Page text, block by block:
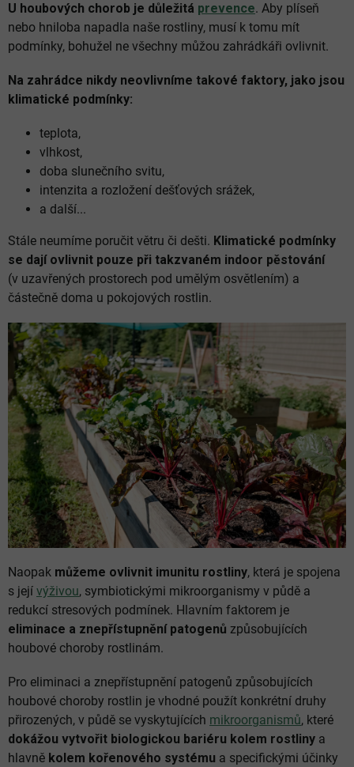
U houbových chorob je důležitá prevence. Aby plíseň
nebo hniloba napadla naše rostliny, musí k tomu mít
podmínky, bohužel ne všechny můžou zahrádkáři ovlivnit.
Na zahrádce nikdy neovlivníme takové faktory, jako jsou
klimatické podmínky:
teplota,
vlhkost,
doba slunečního svitu,
intenzita a rozložení dešťových srážek,
a další...
Stále neumíme poručit větru či dešti. Klimatické podmínky
se dají ovlivnit pouze při takzvaném indoor pěstování
(v uzavřených prostorech pod umělým osvětlením) a
částečně doma u pokojových rostlin.
Naopak můžeme ovlivnit imunitu rostliny, která je spojena
s její výživou, symbiotickými mikroorganismy v půdě a
redukcí stresových podmínek. Hlavním faktorem je
eliminace a znepřístupnění patogenů způsobujících
houbové choroby rostlinám.
Pro eliminaci a znepřístupnění patogenů způsobujících
houbové choroby rostlin je vhodné použít konkrétní druhy
přirozených, v půdě se vyskytujících mikroorganismů, které
dokážou vytvořit biologickou bariéru kolem rostliny a
hlavně kolem kořenového systému a specifickými účinky